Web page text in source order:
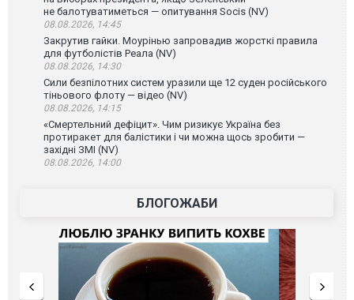
не балотуватиметься — опитування Socis (NV)
08.08.2026, 14:45
Закрутив гайки. Моурінью запровадив жорсткі правила
для футболістів Реала (NV)
08.08.2026, 14:30
Сили безпілотних систем уразили ще 12 суден російського
тіньового флоту — відео (NV)
08.08.2026, 14:15
«Смертельний дефіцит». Чим ризикує Україна без
протиракет для балістики і чи можна щось зробити —
західні ЗМІ (NV)
08.08.2026, 14:00
БЛОГОЖАБИ